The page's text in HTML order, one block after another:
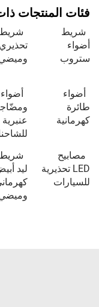
فئات المنتجات
شريط
أضواء
ستروب
تحذيري
أضواء
طائرة
كهرمانية
أضواء
عنبرية
مصابيح
LED تحذيرية
للسيارات
ليد